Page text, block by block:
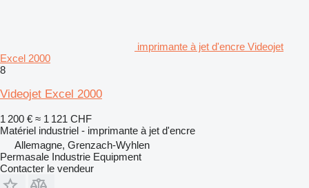
imprimante à jet d'encre Videojet
Excel 2000
8
Videojet Excel 2000
1 200 € ≈ 1 121 CHF
Matériel industriel - imprimante à jet d'encre
Allemagne, Grenzach-Wyhlen
Permasale Industrie Equipment
Contacter le vendeur